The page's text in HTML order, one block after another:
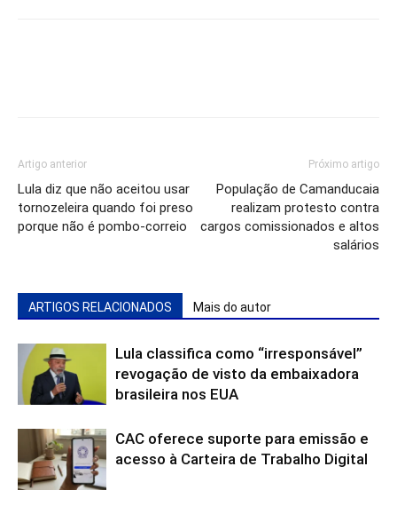
Artigo anterior
Lula diz que não aceitou usar
tornozeleira quando foi preso
porque não é pombo-correio
Próximo artigo
População de Camanducaia
realizam protesto contra
cargos comissionados e altos
salários
ARTIGOS RELACIONADOS Mais do autor
Lula classifica como “irresponsável”
revogação de visto da embaixadora
brasileira nos EUA
CAC oferece suporte para emissão e
acesso à Carteira de Trabalho Digital